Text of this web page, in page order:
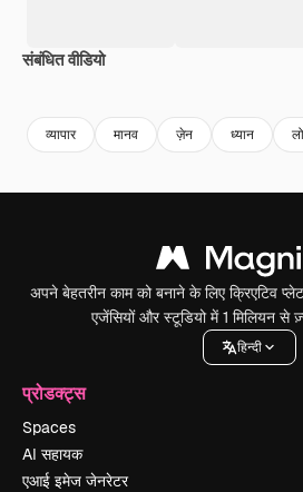
संबंधित वीडियो
व्यापार मानव ज़ेन ध्यान
अपने बेहतरीन काम को बनाने के लिए क्रिएटिव
एजेंसियों और स्टूडियो में 1 मिलियन से
हिन्दी
प्रोडक्ट्स
Spaces
AI सहायक
एआई इमेज जेनरेटर